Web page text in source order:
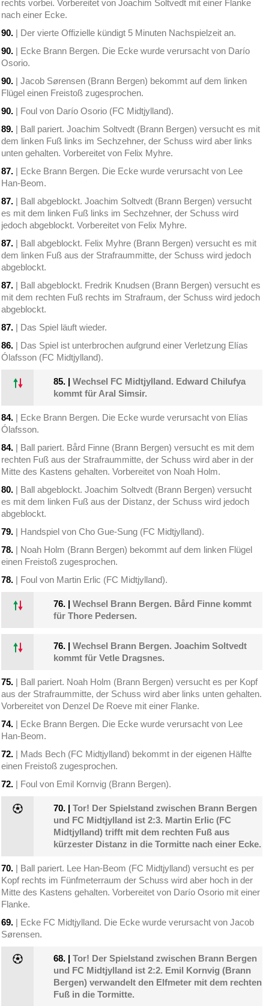
rechts vorbei. Vorbereitet von Joachim Soltvedt mit einer Flanke
nach einer Ecke.
90. | Der vierte Offizielle kündigt 5 Minuten Nachspielzeit an.
90. | Ecke Brann Bergen. Die Ecke wurde verursacht von Darío
Osorio.
90. | Jacob Sørensen (Brann Bergen) bekommt auf dem linken
Flügel einen Freistoß zugesprochen.
90. | Foul von Darío Osorio (FC Midtjylland).
89. | Ball pariert. Joachim Soltvedt (Brann Bergen) versucht es mit
dem linken Fuß links im Sechzehner, der Schuss wird aber links
unten gehalten. Vorbereitet von Felix Myhre.
87. | Ecke Brann Bergen. Die Ecke wurde verursacht von Lee
Han-Beom.
87. | Ball abgeblockt. Joachim Soltvedt (Brann Bergen) versucht
es mit dem linken Fuß links im Sechzehner, der Schuss wird
jedoch abgeblockt. Vorbereitet von Felix Myhre.
87. | Ball abgeblockt. Felix Myhre (Brann Bergen) versucht es mit
dem linken Fuß aus der Strafraummitte, der Schuss wird jedoch
abgeblockt.
87. | Ball abgeblockt. Fredrik Knudsen (Brann Bergen) versucht es
mit dem rechten Fuß rechts im Strafraum, der Schuss wird jedoch
abgeblockt.
87. | Das Spiel läuft wieder.
86. | Das Spiel ist unterbrochen aufgrund einer Verletzung Elías
Ólafsson (FC Midtjylland).
85. |Wechsel FC Midtjylland. Edward Chilufya
kommt für Aral Simsir.
84. | Ecke Brann Bergen. Die Ecke wurde verursacht von Elías
Ólafsson.
84. | Ball pariert. Bård Finne (Brann Bergen) versucht es mit dem
rechten Fuß aus der Strafraummitte, der Schuss wird aber in der
Mitte des Kastens gehalten. Vorbereitet von Noah Holm.
80. | Ball abgeblockt. Joachim Soltvedt (Brann Bergen) versucht
es mit dem linken Fuß aus der Distanz, der Schuss wird jedoch
abgeblockt.
79. | Handspiel von Cho Gue-Sung (FC Midtjylland).
78. | Noah Holm (Brann Bergen) bekommt auf dem linken Flügel
einen Freistoß zugesprochen.
78. | Foul von Martin Erlic (FC Midtjylland).
76. |Wechsel Brann Bergen. Bård Finne kommt
für Thore Pedersen.
76. |Wechsel Brann Bergen. Joachim Soltvedt
kommt für Vetle Dragsnes.
75. | Ball pariert. Noah Holm (Brann Bergen) versucht es per Kopf
aus der Strafraummitte, der Schuss wird aber links unten gehalten.
Vorbereitet von Denzel De Roeve mit einer Flanke.
74. | Ecke Brann Bergen. Die Ecke wurde verursacht von Lee
Han-Beom.
72. | Mads Bech (FC Midtjylland) bekommt in der eigenen Hälfte
einen Freistoß zugesprochen.
72. | Foul von Emil Kornvig (Brann Bergen).
70. |Tor! Der Spielstand zwischen Brann Bergen
und FC Midtjylland ist 2:3. Martin Erlic (FC
Midtjylland) trifft mit dem rechten Fuß aus
kürzester Distanz in die Tormitte nach einer Ecke.
70. | Ball pariert. Lee Han-Beom (FC Midtjylland) versucht es per
Kopf rechts im Fünfmeterraum der Schuss wird aber hoch in der
Mitte des Kastens gehalten. Vorbereitet von Darío Osorio mit einer
Flanke.
69. | Ecke FC Midtjylland. Die Ecke wurde verursacht von Jacob
Sørensen.
68. |Tor! Der Spielstand zwischen Brann Bergen
und FC Midtjylland ist 2:2. Emil Kornvig (Brann
Bergen) verwandelt den Elfmeter mit dem rechten
Fuß in die Tormitte.